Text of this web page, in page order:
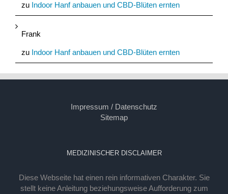
zu Indoor Hanf anbauen und CBD-Blüten ernten
Frank
zu Indoor Hanf anbauen und CBD-Blüten ernten
Impressum / Datenschutz
Sitemap
MEDIZINISCHER DISCLAIMER
Diese Webseite hat einen rein informativen Charakter. Sie
stellt keine Anleitung beziehungsweise Aufforderung zum